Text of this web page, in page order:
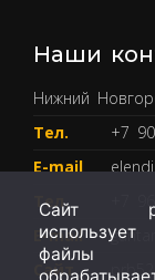
Наши
Нижний
Тел.
+7
E-mail
Тел.
+7
E-mail
Сайт
Сайт